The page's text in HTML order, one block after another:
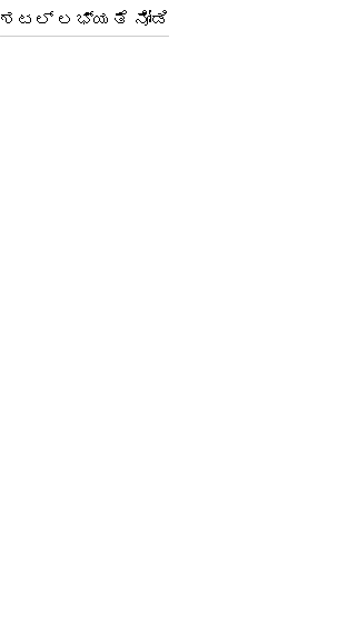
ಶಟಲ್ ಲಭ್ಯತೆ ನೋಡಿ